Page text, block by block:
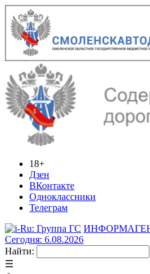
18+
Дзен
ВКонтакте
Одноклассники
Телеграм
Сегодня: 6.08.2026
Найти:
☰